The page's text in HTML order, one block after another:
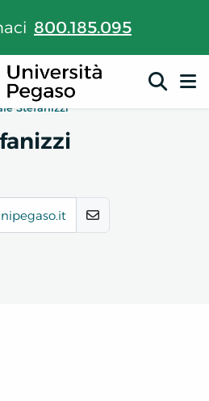
800.185.095
Stefanizzi